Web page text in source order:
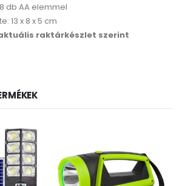
db AA elemmel
13 x 8 x 5 cm
raktárkészlet szerint